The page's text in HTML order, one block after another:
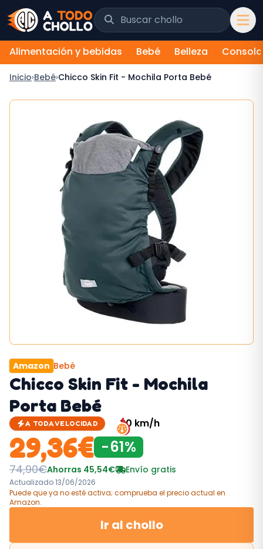
Saltar al contenido
Buscar chollos y tiendas
Alimentación y bebidas Bebé Belleza
Inicio›Bebé›Chicco Skin Fit - Mochila Porta Bebé
Amazon Bebé
Chicco Skin Fit - Mochila
Porta Bebé
A TODA VELOCIDAD 30 km/h
29,36€ -61%
74,90€Ahorras 45,54€ Envío gratis
Actualizado13/06/2026
Puede que ya no esté activa; comprueba el precio actual en
Amazon.
Ir al chollo